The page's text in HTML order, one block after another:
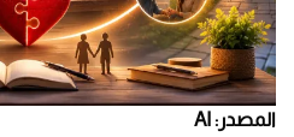
المصدر: AI